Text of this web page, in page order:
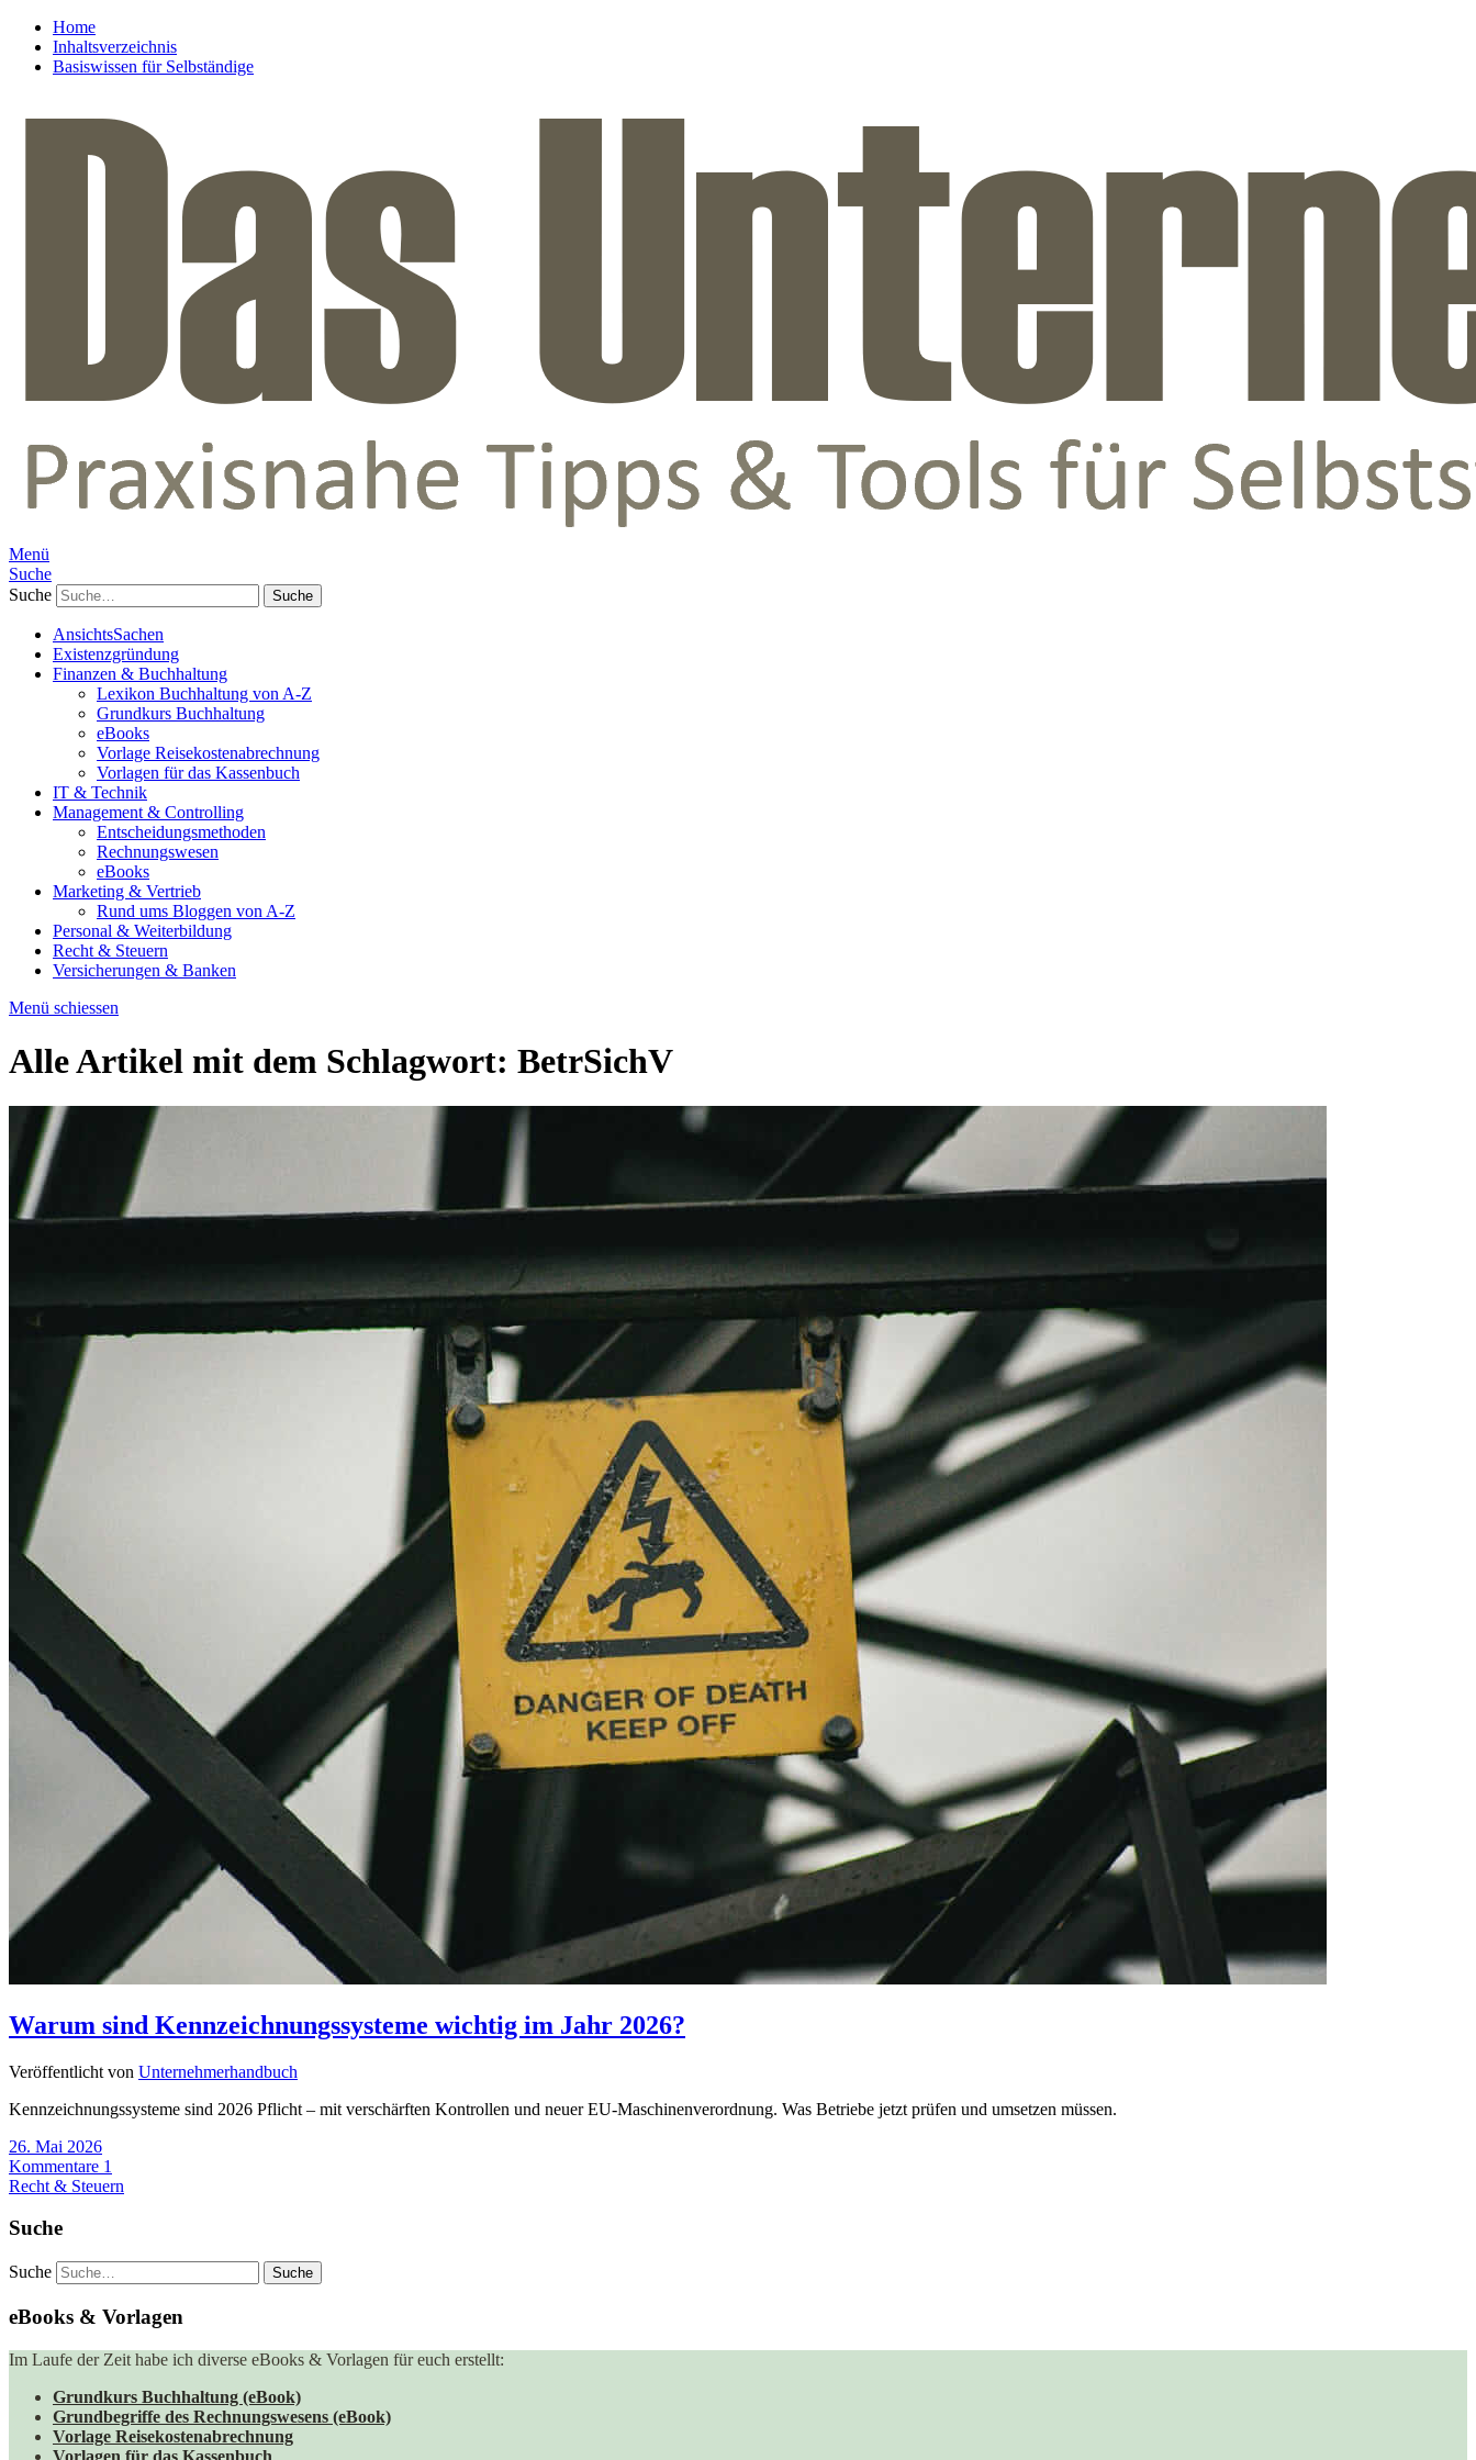
Home
Inhaltsverzeichnis
Basiswissen für Selbständige
Menü
Suche
Suche
AnsichtsSachen
Existenzgründung
Finanzen & Buchhaltung
Lexikon Buchhaltung von A-Z
Grundkurs Buchhaltung
eBooks
Vorlage Reisekostenabrechnung
Vorlagen für das Kassenbuch
IT & Technik
Management & Controlling
Entscheidungsmethoden
Rechnungswesen
eBooks
Marketing & Vertrieb
Rund ums Bloggen von A-Z
Personal & Weiterbildung
Recht & Steuern
Versicherungen & Banken
Menü schiessen
Alle Artikel mit dem Schlagwort: BetrSichV
Warum sind Kennzeichnungssysteme wichtig im Jahr 2026?
Veröffentlicht von Unternehmerhandbuch
Kennzeichnungssysteme sind 2026 Pflicht – mit verschärften Kontrollen und neuer EU-Maschinenverordnung. Was Betriebe jetzt prüfen und umsetzen müssen.
26. Mai 2026
Kommentare 1
Recht & Steuern
Suche
Suche
eBooks & Vorlagen
Im Laufe der Zeit habe ich diverse eBooks & Vorlagen für euch erstellt:
Grundkurs Buchhaltung (eBook)
Grundbegriffe des Rechnungswesens (eBook)
Vorlage Reisekostenabrechnung
Vorlagen für das Kassenbuch